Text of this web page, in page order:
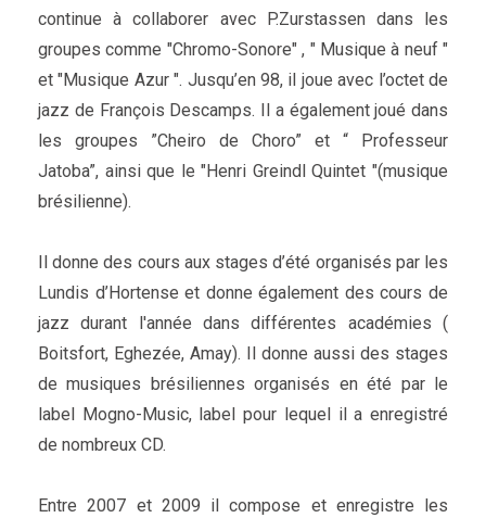
continue à collaborer avec P.Zurstassen dans les
groupes comme "Chromo-Sonore" , " Musique à neuf "
et "Musique Azur ". Jusqu’en 98, il joue avec l’octet de
jazz de François Descamps. Il a également joué dans
les groupes ”Cheiro de Choro” et “ Professeur
Jatoba”, ainsi que le "Henri Greindl Quintet "(musique
brésilienne).
Il donne des cours aux stages d’été organisés par les
Lundis d’Hortense et donne également des cours de
jazz durant l'année dans différentes académies (
Boitsfort, Eghezée, Amay). Il donne aussi des stages
de musiques brésiliennes organisés en été par le
label Mogno-Music, label pour lequel il a enregistré
de nombreux CD.
Entre 2007 et 2009 il compose et enregistre les